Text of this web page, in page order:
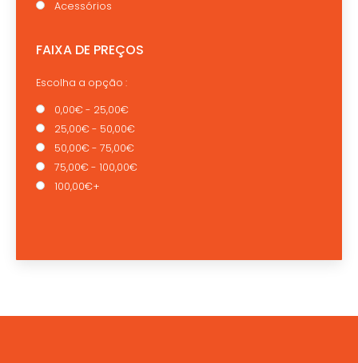
Acessórios
FAIXA DE PREÇOS
Escolha a opção :
0,00€ - 25,00€
25,00€ - 50,00€
50,00€ - 75,00€
75,00€ - 100,00€
100,00€+